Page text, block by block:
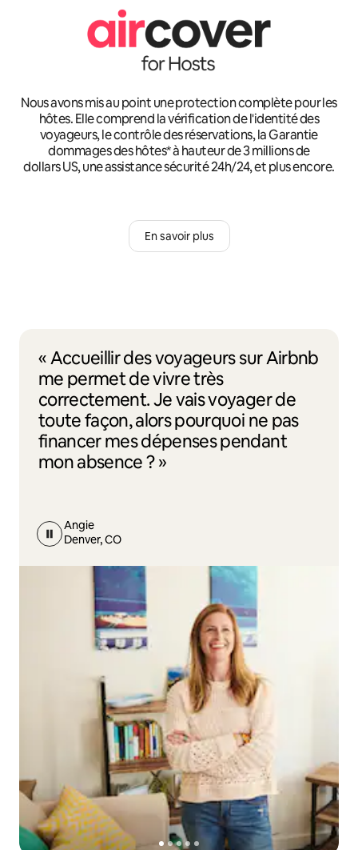
Nous avons mis au point une protection complète pour les
hôtes. Elle comprend la vérification de l'identité des
voyageurs, le contrôle des réservations, la Garantie
dommages des hôtes* à hauteur de 3 millions de
dollars US, une assistance sécurité 24h/24, et plus encore.
En savoir plus
« Accueillir des voyageurs sur Airbnb
me permet de vivre très
correctement. Je vais voyager de
toute façon, alors pourquoi ne pas
financer mes dépenses pendant
mon absence ? »
Angie
Denver, CO